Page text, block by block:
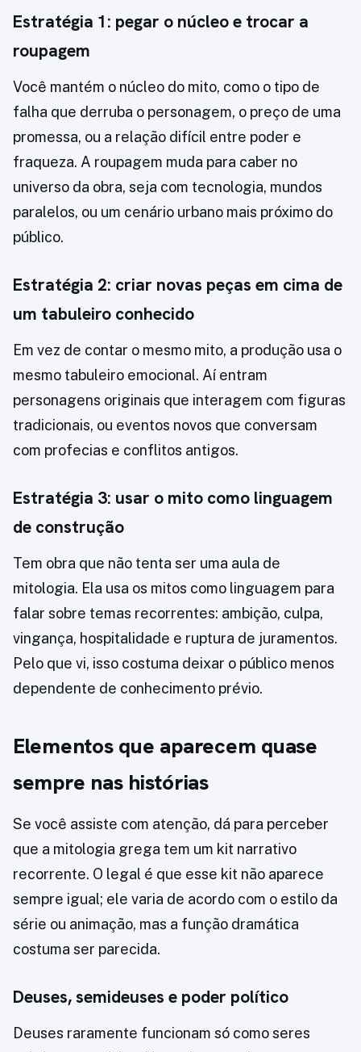
Estratégia 1: pegar o núcleo e trocar a
roupagem
Você mantém o núcleo do mito, como o tipo de
falha que derruba o personagem, o preço de uma
promessa, ou a relação difícil entre poder e
fraqueza. A roupagem muda para caber no
universo da obra, seja com tecnologia, mundos
paralelos, ou um cenário urbano mais próximo do
público.
Estratégia 2: criar novas peças em cima de
um tabuleiro conhecido
Em vez de contar o mesmo mito, a produção usa o
mesmo tabuleiro emocional. Aí entram
personagens originais que interagem com figuras
tradicionais, ou eventos novos que conversam
com profecias e conflitos antigos.
Estratégia 3: usar o mito como linguagem
de construção
Tem obra que não tenta ser uma aula de
mitologia. Ela usa os mitos como linguagem para
falar sobre temas recorrentes: ambição, culpa,
vingança, hospitalidade e ruptura de juramentos.
Pelo que vi, isso costuma deixar o público menos
dependente de conhecimento prévio.
Elementos que aparecem quase
sempre nas histórias
Se você assiste com atenção, dá para perceber
que a mitologia grega tem um kit narrativo
recorrente. O legal é que esse kit não aparece
sempre igual; ele varia de acordo com o estilo da
série ou animação, mas a função dramática
costuma ser parecida.
Deuses, semideuses e poder político
Deuses raramente funcionam só como seres